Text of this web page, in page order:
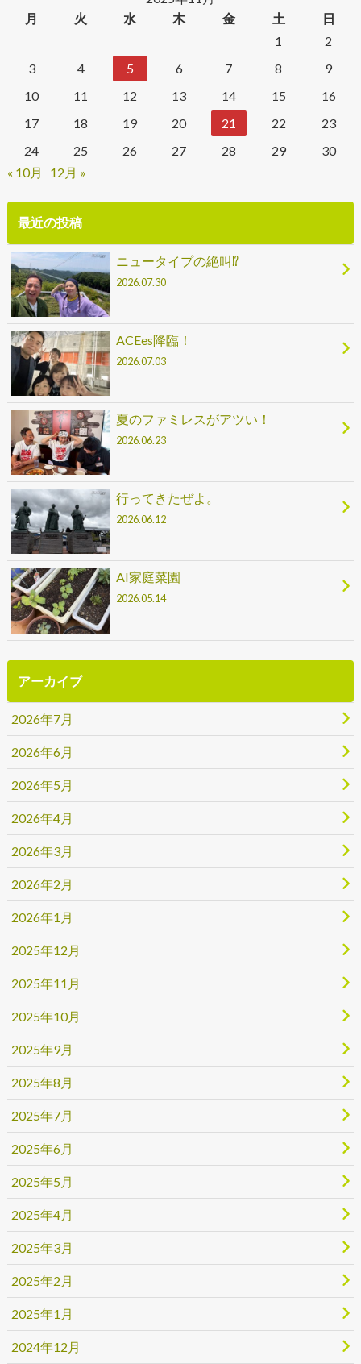
月
火 水 木 金 土
日
1
2
3
4 5 6 7 8
9
10
11 12 13 14 15
16
17
18 19 20 21 22
23
24
25 26 27 28 29
30
« 10月
12月 »
最近の投稿
ニュータイプの絶叫⁉
2026.07.30
ACEes降臨！
2026.07.03
夏のファミレスがアツい！
2026.06.23
行ってきたぜよ。
2026.06.12
AI家庭菜園
2026.05.14
アーカイブ
2026年7月
2026年6月
2026年5月
2026年4月
2026年3月
2026年2月
2026年1月
2025年12月
2025年11月
2025年10月
2025年9月
2025年8月
2025年7月
2025年6月
2025年5月
2025年4月
2025年3月
2025年2月
2025年1月
2024年12月